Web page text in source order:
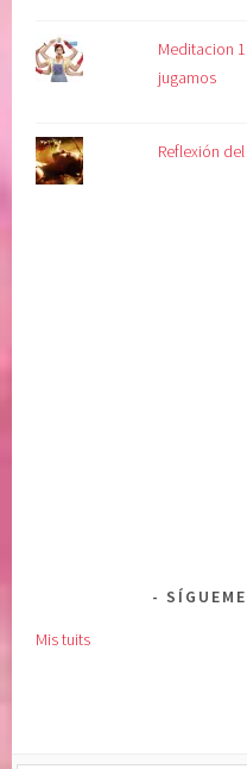
Meditacion
jugamos
Reflexión
Mis tuits